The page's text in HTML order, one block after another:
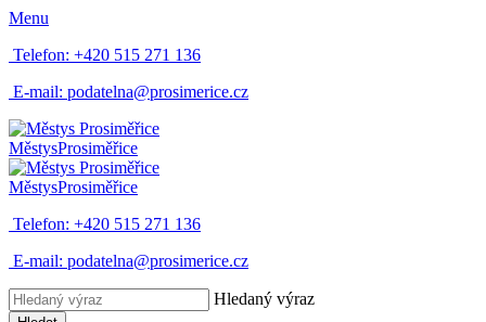
Menu
Telefon: +420 515 271 136
E-mail: podatelna@prosimerice.cz
MěstysProsiměřice
MěstysProsiměřice
Telefon: +420 515 271 136
E-mail: podatelna@prosimerice.cz
Hledaný výraz